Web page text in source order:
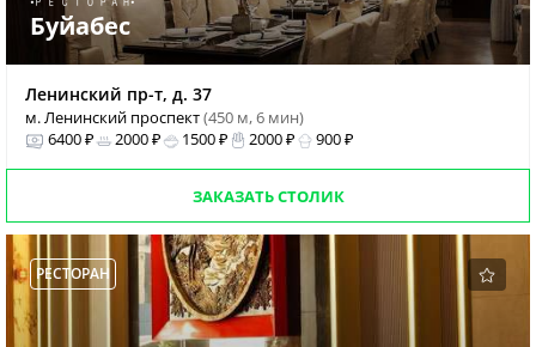
Буйабес
Ленинский пр-т, д. 37
м. Ленинский проспект(450 м, 6 мин)
6400 ₽
2000 ₽ 1500 ₽ 2000 ₽ 900 ₽
ЗАКАЗАТЬ СТОЛИК
РЕСТОРАН